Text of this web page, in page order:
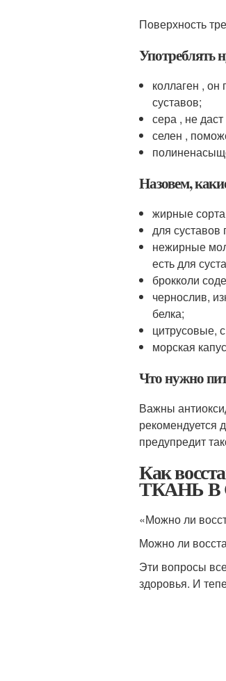
Поверхность
Употреблять
коллаген ,
суставов;
сера , не
селен ,
Назовем,
жирные
для
нежирные
есть для
брокколи
чернослив,
белка;
цитрусовые,
морская
Что нужно
Важны
рекомендуется
предупредит
Как
ТКАНЬ
«Можно ли
Можно ли
Эти вопросы
здоровья. И